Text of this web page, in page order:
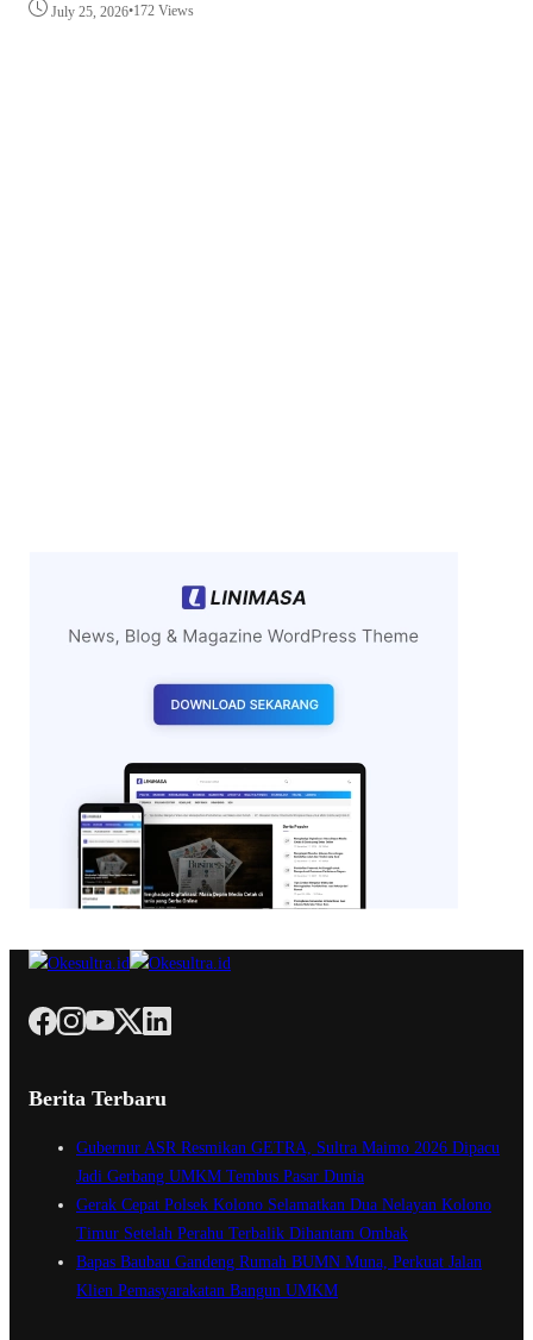
July 25, 2026•172 Views
Berita Terbaru
Gubernur ASR Resmikan GETRA, Sultra Maimo 2026 Dipacu
Jadi Gerbang UMKM Tembus Pasar Dunia
Gerak Cepat Polsek Kolono Selamatkan Dua Nelayan Kolono
Timur Setelah Perahu Terbalik Dihantam Ombak
Bapas Baubau Gandeng Rumah BUMN Muna, Perkuat Jalan
Klien Pemasyarakatan Bangun UMKM